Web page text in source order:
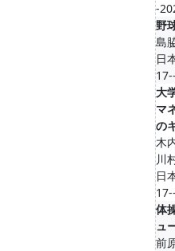
-
野
島
日
大
マ
の
木
川
日
体
ュ
前